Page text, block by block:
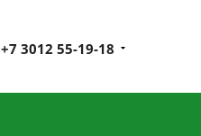
+7 3012 55-19-18